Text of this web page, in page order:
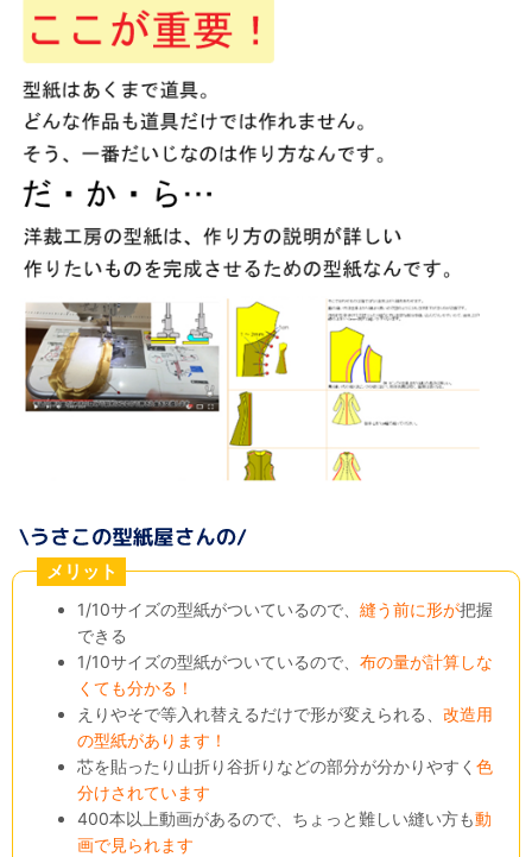
メリット
1/10サイズの型紙がついているので、縫う前に形が把握
できる
1/10サイズの型紙がついているので、布の量が計算しな
くても分かる！
えりやそで等入れ替えるだけで形が変えられる、改造用
の型紙があります！
芯を貼ったり山折り谷折りなどの部分が分かりやすく色
分けされています
400本以上動画があるので、ちょっと難しい縫い方も動
画で見られます